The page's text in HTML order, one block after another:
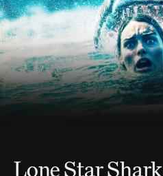
Lone Star Shark